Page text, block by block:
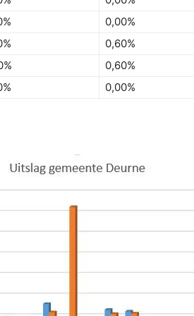
0,00%
0,60%
0,60%
0,00%